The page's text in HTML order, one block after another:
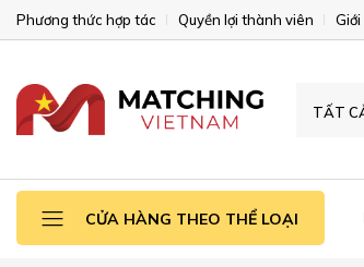
Phương thức hợp tác Quyền lợi thành viên Giới
TẤT
CỬA HÀNG THEO THỂ LOẠI